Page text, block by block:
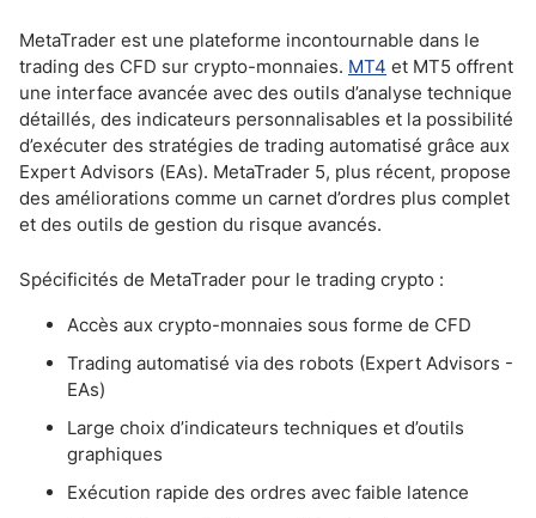
MetaTrader est une plateforme incontournable dans le
trading des CFD sur crypto-monnaies. MT4 et MT5 offrent
une interface avancée avec des outils d’analyse technique
détaillés, des indicateurs personnalisables et la possibilité
d’exécuter des stratégies de trading automatisé grâce aux
Expert Advisors (EAs). MetaTrader 5, plus récent, propose
des améliorations comme un carnet d’ordres plus complet
et des outils de gestion du risque avancés.
Spécificités de MetaTrader pour le trading crypto :
Accès aux crypto-monnaies sous forme de CFD
Trading automatisé via des robots (Expert Advisors -
EAs)
Large choix d’indicateurs techniques et d’outils
graphiques
Exécution rapide des ordres avec faible latence